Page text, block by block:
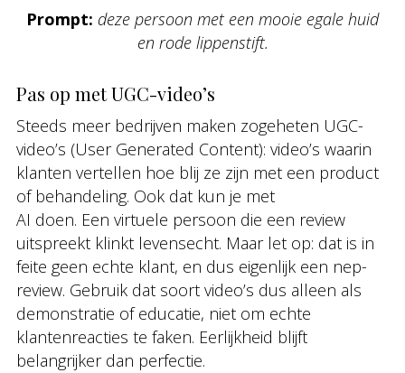
Prompt: deze persoon met een mooie egale huid
en rode lippenstift.
Pas op met UGC-video’s
Steeds meer bedrijven maken zogeheten UGC-
video’s (User Generated Content): video’s waarin
klanten vertellen hoe blij ze zijn met een product
of behandeling. Ook dat kun je met
AI doen. Een virtuele persoon die een review
uitspreekt klinkt levensecht. Maar let op: dat is in
feite geen echte klant, en dus eigenlijk een nep-
review. Gebruik dat soort video’s dus alleen als
demonstratie of educatie, niet om echte
klantenreacties te faken. Eerlijkheid blijft
belangrijker dan perfectie.